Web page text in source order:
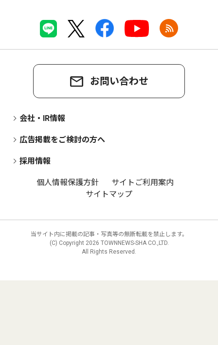
お問い合わせ
会社・IR情報
広告掲載をご検討の方へ
採用情報
個人情報保護方針
サイトご利用案内
サイトマップ
当サイト内に掲載の記事・写真等の無断転載を禁止します。
(C) Copyright 2026 TOWNNEWS-SHA CO.,LTD.
All Rights Reserved.